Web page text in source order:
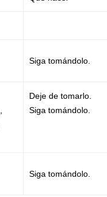
Siga tomándolo.
Deje de tomarlo.
Siga tomándolo.
Siga tomándolo.